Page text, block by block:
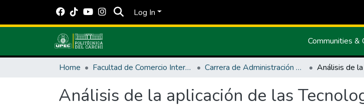
Log In
Communities &
Home Facultad de Comercio Internacional, Integración, Administración y Economía Empresarial Carrera de Administración Pública
Análisis de la aplicación de las